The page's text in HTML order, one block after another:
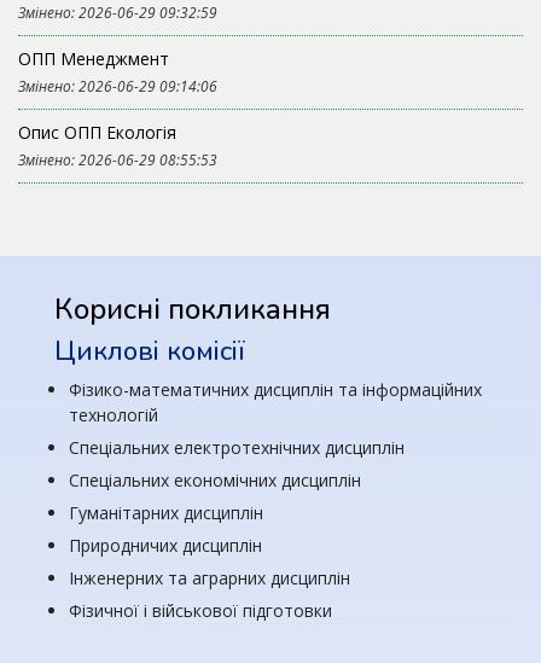
Змінено: 2026-06-29 09:32:59
ОПП Менеджмент
Змінено: 2026-06-29 09:14:06
Опис ОПП Екологія
Змінено: 2026-06-29 08:55:53
Корисні покликання
Циклові комісії
Фізико-математичних дисциплін та інформаційних
технологій
Спеціальних електротехнічних дисциплін
Спеціальних економічних дисциплін
Гуманітарних дисциплін
Природничих дисциплін
Інженерних та аграрних дисциплін
Фізичної і військової підготовки